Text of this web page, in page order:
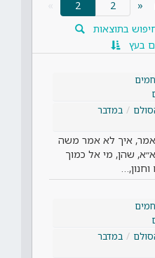
«
2
בתוצאות
בעץ
במדבר
איך לא אמר משה
שהן, מי אל כמוך
במדבר